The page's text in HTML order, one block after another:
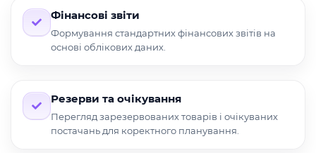
Фінансові звіти
Формування стандартних фінансових звітів на
основі облікових даних.
Резерви та очікування
Перегляд зарезервованих товарів і очікуваних
постачань для коректного планування.